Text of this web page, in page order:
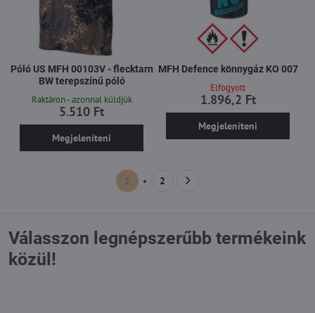
Póló US MFH 00103V - flecktarn
BW terepszínű póló
Raktáron - azonnal küldjük
5.510 Ft
Megjeleníteni
MFH Defence könnygáz KO 007
Elfogyott
1.896,2 Ft
Megjeleníteni
1 2
Válasszon legnépszerűbb termékeink
közül!